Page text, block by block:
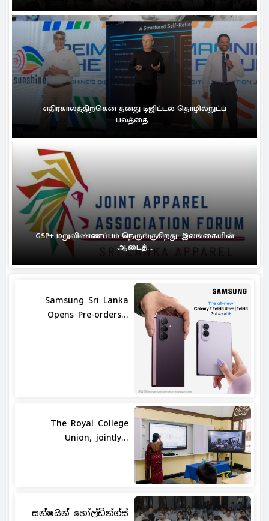
எதிர்காலத்திற்கென தனது டிஜிட்டல் தொழில்நுட்ப
பலத்தை...
GSP+ மறுவிண்ணப்பம் நெருங்குகிறது: இலங்கையின்
ஆடைத்...
Samsung Sri Lanka
Opens Pre-orders...
The Royal College
Union, jointly...
සන්ෂයින් හෝල්ඩින්ග්ස්